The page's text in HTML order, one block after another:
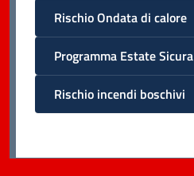
Rischio Ondata di calore
Programma Estate Sicura
Rischio incendi boschivi